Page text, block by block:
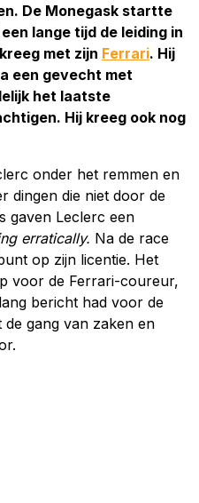
De Monegask startte
lange tijd de leiding in
met zijn Ferrari. Hij
een gevecht met
het laatste
Hij kreeg ook nog
onder het remmen en
dingen die niet door de
gaven Leclerc een
erratically. Na de race
op zijn licentie. Het
voor de Ferrari-coureur,
bericht had voor de
de gang van zaken en